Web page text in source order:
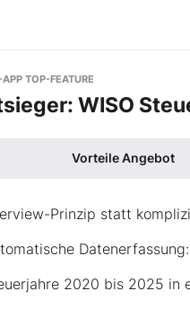
TOP-FEATURE
WISO
Vorteile Angebot
Prinzip statt
2020 bis 2025 in